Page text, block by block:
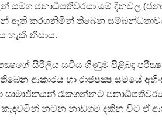
සමග ජනාධිපතිවරයා මේ දිනවල
ඇති කරගනිමින් තිබෙන
හැකි නිසාය.
සිරිලිය සවිය ගිණුම පිළිබඳ
ආකාරය හා රාජපක්‍ෂ සමයේ
සාමාජිකයන් රැකගන්නට
කැඳවමින් නටන නාඩගම දකින විට ඒ